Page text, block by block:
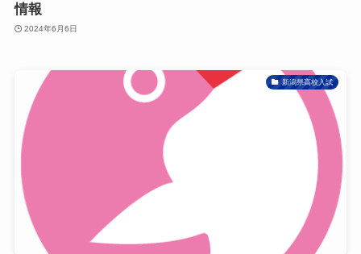
情報
2024年6月6日
新潟県高校入試